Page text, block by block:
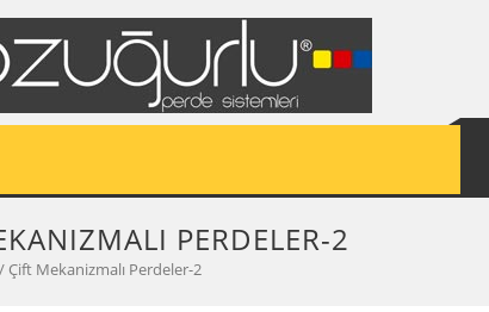
PERDELER-2
/ Çift Mekanizmalı Perdeler-2